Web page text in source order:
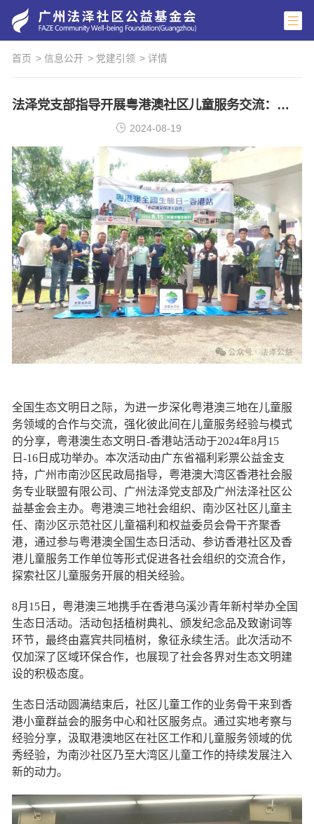
首页 > 信息公开 > 党建引领 > 详情
法泽党支部指导开展粤港澳社区儿童服务交流：共绘儿童福祉新篇章
2024-08-19
全国生态文明日之际，为进一步深化粤港澳三地在儿童服
务领域的合作与交流，强化彼此间在儿童服务经验与模式
的分享，粤港澳生态文明日-香港站活动于2024年8月15
日-16日成功举办。本次活动由广东省福利彩票公益金支
持，广州市南沙区民政局指导，粤港澳大湾区香港社会服
务专业联盟有限公司、 广州法泽党支部及广州法泽社区公
益基金会主办。粤港澳三地社会组织、南沙区社区儿童主
任、南沙区示范社区儿童福利和权益委员会骨干齐聚香
港，通过参与粤港澳全国生态日活动、参访香港社区及香
港儿童服务工作单位等形式促进各社会组织的交流合作，
探索社区儿童服务开展的相关经验。
8月15日，粤港澳三地携手在香港乌溪沙青年新村举办全国
生态日活动。活动包括植树典礼、颁发纪念品及致谢词等
环节，最终由嘉宾共同植树，象征永续生活。此次活动不
仅加深了区域环保合作，也展现了社会各界对生态文明建
设的积极态度。
生态日活动圆满结束后，社区儿童工作的业务骨干来到香
港小童群益会的服务中心和社区服务点。通过实地考察与
经验分享，汲取港澳地区在社区工作和儿童服务领域的优
秀经验，为南沙社区乃至大湾区儿童工作的持续发展注入
新的动力。